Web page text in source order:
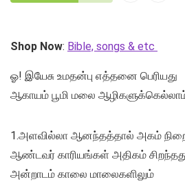
Shop Now: Bible, songs & etc
ஓ! இயேசு உமதன்பு எத்தனை பெரியது
ஆகாயம் பூமி மலை ஆழிகளுக்கெல்லாம்
1.அளவில்லா ஆனந்தத்தால் அகம்
ஆண்டவர் காரியங்கள் அதிகம்
அன்றாடம் காலை மாலைகளிலும்